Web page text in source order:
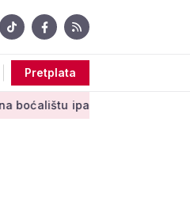
Pretplata
su zajednički trenuci'